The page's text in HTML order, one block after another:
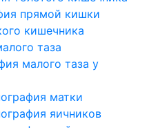
прямой кишки
кишечника
таза
малого таза у
матки
яичников